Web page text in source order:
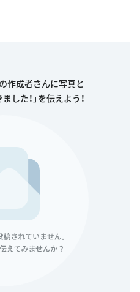
作成者さんに写真と
した！」を伝えよう！